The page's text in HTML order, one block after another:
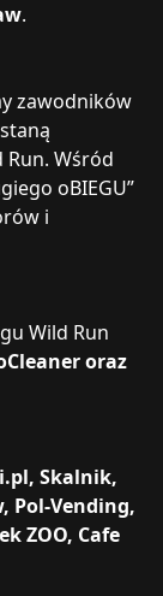
.
zawodników
Wśród
oBIEGU”
i
Wild Run
oraz
Skalnik,
Pol-Vending,
ZOO, Cafe